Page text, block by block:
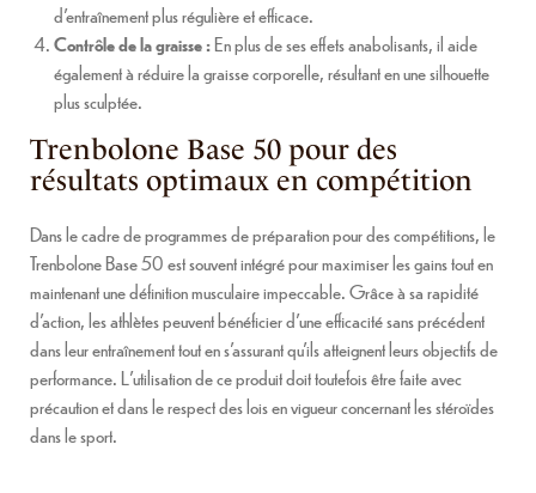
d’entraînement plus régulière et efficace.
Contrôle de la graisse :En plus de ses effets anabolisants, il aide
également à réduire la graisse corporelle, résultant en une silhouette
plus sculptée.
Trenbolone Base 50 pour des
résultats optimaux en compétition
Dans le cadre de programmes de préparation pour des compétitions, le
Trenbolone Base 50 est souvent intégré pour maximiser les gains tout en
maintenant une définition musculaire impeccable. Grâce à sa rapidité
d’action, les athlètes peuvent bénéficier d’une efficacité sans précédent
dans leur entraînement tout en s’assurant qu’ils atteignent leurs objectifs de
performance. L’utilisation de ce produit doit toutefois être faite avec
précaution et dans le respect des lois en vigueur concernant les stéroïdes
dans le sport.